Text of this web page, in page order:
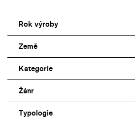
Rok výroby
Země
Kategorie
Žánr
Typologie